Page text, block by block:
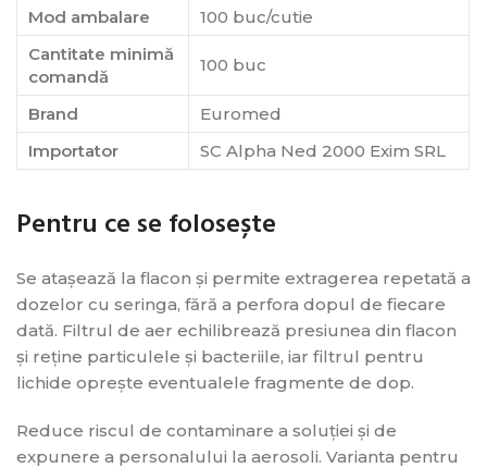
Mod ambalare
100 buc/cutie
Cantitate minimă
comandă
100 buc
Brand
Euromed
Importator
SC Alpha Ned 2000 Exim SRL
Pentru ce se folosește
Se atașează la flacon și permite extragerea repetată a
dozelor cu seringa, fără a perfora dopul de fiecare
dată. Filtrul de aer echilibrează presiunea din flacon
și reține particulele și bacteriile, iar filtrul pentru
lichide oprește eventualele fragmente de dop.
Reduce riscul de contaminare a soluției și de
expunere a personalului la aerosoli. Varianta pentru